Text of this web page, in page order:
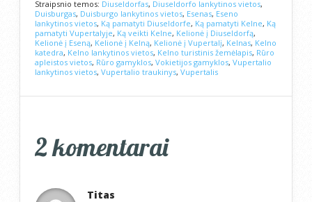
Straipsnio temos: Diuseldorfas, Diuseldorfo lankytinos vietos,
Duisburgas, Duisburgo lankytinos vietos, Esenas, Eseno
lankytinos vietos, Ką pamatyti Diuseldorfe, Ką pamatyti Kelne, Ką
pamatyti Vupertalyje, Ką veikti Kelne, Kelionė į Diuseldorfą,
Kelionė į Eseną, Kelionė į Kelną, Kelionė į Vupertalį, Kelnas, Kelno
katedra, Kelno lankytinos vietos, Kelno turistinis žemėlapis, Rūro
apleistos vietos, Rūro gamyklos, Vokietijos gamyklos, Vupertalio
lankytinos vietos, Vupertalio traukinys, Vupertalis
2 komentarai
Titas